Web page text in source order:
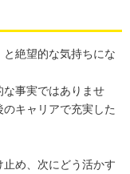
絶望的な気持ちにな
な事実ではありませ
キャリアで充実した
め、次にどう活かす